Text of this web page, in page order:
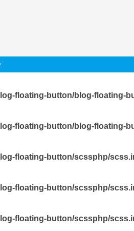
floating-button/blog-floating-
floating-button/blog-floating-
floating-button/scssphp/
floating-button/scssphp/
floating-button/scssphp/